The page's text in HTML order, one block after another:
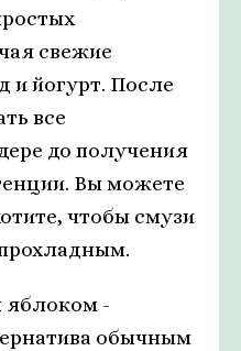
свежие
и йогурт. После
все
до получения
Вы можете
чтобы смузи
яблоком -
обычным